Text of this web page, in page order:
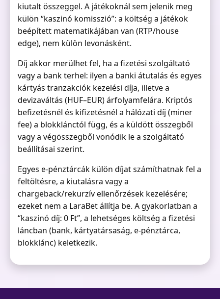
kiutalt összeggel. A játékoknál sem jelenik meg
külön “kaszinó komisszió”: a költség a játékok
beépített matematikájában van (RTP/house
edge), nem külön levonásként.
Díj akkor merülhet fel, ha a fizetési szolgáltató
vagy a bank terhel: ilyen a banki átutalás és egyes
kártyás tranzakciók kezelési díja, illetve a
devizaváltás (HUF–EUR) árfolyamfelára. Kriptós
befizetésnél és kifizetésnél a hálózati díj (miner
fee) a blokklánctól függ, és a küldött összegből
vagy a végösszegből vonódik le a szolgáltató
beállításai szerint.
Egyes e-pénztárcák külön díjat számíthatnak fel a
feltöltésre, a kiutalásra vagy a
chargeback/rekurzív ellenőrzések kezelésére;
ezeket nem a LaraBet állítja be. A gyakorlatban a
“kaszinó díj: 0 Ft”, a lehetséges költség a fizetési
láncban (bank, kártyatársaság, e-pénztárca,
blokklánc) keletkezik.